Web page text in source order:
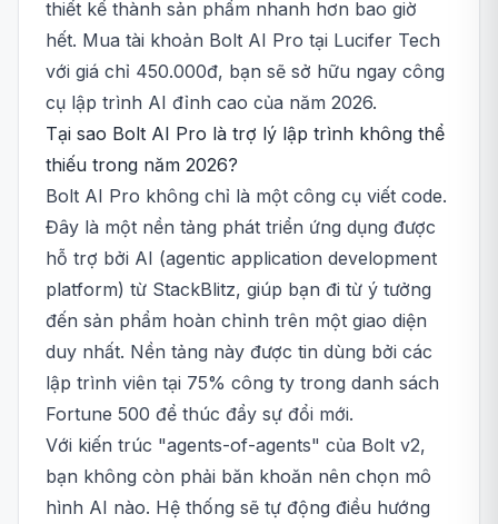
thiết kế thành sản phẩm nhanh hơn bao giờ
hết. Mua tài khoản Bolt AI Pro tại Lucifer Tech
với giá chỉ 450.000đ, bạn sẽ sở hữu ngay công
cụ lập trình AI đỉnh cao của năm 2026.
Tại sao Bolt AI Pro là trợ lý lập trình không thể
thiếu trong năm 2026?
Bolt AI Pro không chỉ là một công cụ viết code.
Đây là một nền tảng phát triển ứng dụng được
hỗ trợ bởi AI (agentic application development
platform) từ StackBlitz, giúp bạn đi từ ý tưởng
đến sản phẩm hoàn chỉnh trên một giao diện
duy nhất. Nền tảng này được tin dùng bởi các
lập trình viên tại 75% công ty trong danh sách
Fortune 500 để thúc đẩy sự đổi mới.
Với kiến trúc "agents-of-agents" của Bolt v2,
bạn không còn phải băn khoăn nên chọn mô
hình AI nào. Hệ thống sẽ tự động điều hướng